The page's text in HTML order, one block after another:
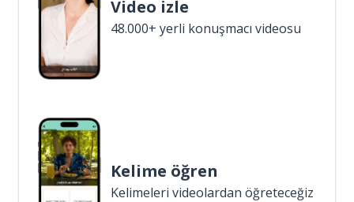
Video izle
48.000+ yerli konuşmacı videosu
Kelime öğren
Kelimeleri videolardan öğreteceğiz